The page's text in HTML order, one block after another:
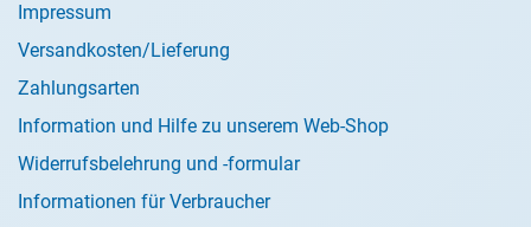
Impressum
Versandkosten/Lieferung
Zahlungsarten
Information und Hilfe zu unserem Web-Shop
Widerrufsbelehrung und -formular
Informationen für Verbraucher